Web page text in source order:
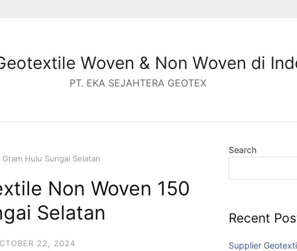
Woven & Non Woven di
PT. EKA SEJAHTERA GEOTEX
Hulu Sungai Selatan
Non Woven 150
Selatan
22, 2024
Search
Recent
Supplier